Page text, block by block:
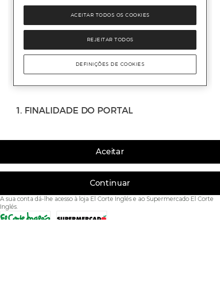
Aceitar
Continuar
A sua conta dá-lhe acesso à loja El Corte Inglés e ao Supermercado El Corte
Inglés.